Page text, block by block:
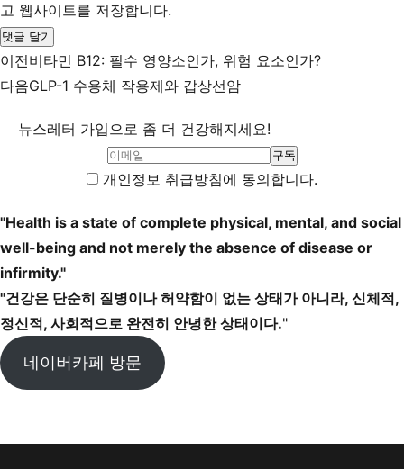
고 웹사이트를 저장합니다.
이전비타민 B12: 필수 영양소인가, 위험 요소인가?
다음GLP-1 수용체 작용제와 갑상선암
뉴스레터 가입으로 좀 더 건강해지세요!
개인정보 취급방침에 동의합니다.
"Health is a state of complete physical, mental, and social
well-being and not merely the absence of disease or
infirmity."
"건강은 단순히 질병이나 허약함이 없는 상태가 아니라, 신체적,
정신적, 사회적으로 완전히 안녕한 상태이다."
네이버카페 방문